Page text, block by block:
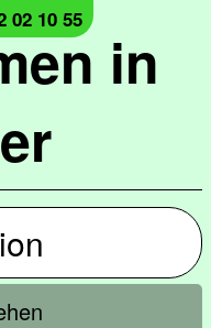
in
02 10 55